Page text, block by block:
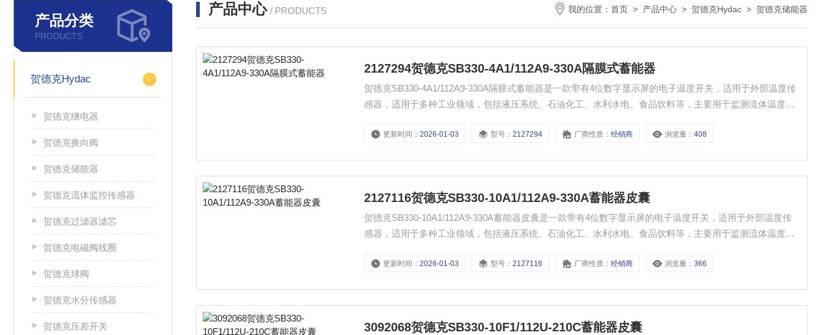
产品分类
PRODUCTS
贺德克Hydac
贺德克继电器
贺德克换向阀
贺德克储能器
贺德克流体监控传感器
贺德克过滤器滤芯
贺德克电磁阀线圈
贺德克球阀
贺德克水分传感器
贺德克压差开关
产品中心 / PRODUCTS 我的位置： 首页 > 产品中心 > 贺德克Hydac > 贺德克储能器
2127294贺德克SB330-4A1/112A9-330A隔膜式蓄能器
贺德克SB330-4A1/112A9-330A隔膜式蓄能器是一款带有4位数字显示屏的电子温度开关，适用于外部温度传
感器，适用于多种工业领域，包括液压系统、石油化工、水利水电、食品饮料等，主要用于监测流体温度，
更新时间：2026-01-03 型号：2127294 厂商性质：经销商 浏览量：408
2127116贺德克SB330-10A1/112A9-330A蓄能器皮囊
贺德克SB330-10A1/112A9-330A蓄能器皮囊是一款带有4位数字显示屏的电子温度开关，适用于外部温度传
感器，适用于多种工业领域，包括液压系统、石油化工、水利水电、食品饮料等，主要用于监测流体温度，
更新时间：2026-01-03 型号：2127116 厂商性质：经销商 浏览量：366
3092068贺德克SB330-10F1/112U-210C蓄能器皮囊